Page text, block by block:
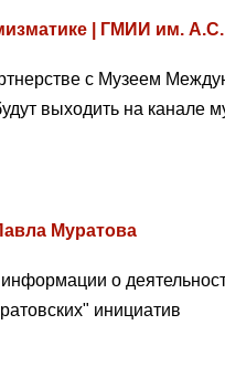
| ГМИИ им.
с Музеем
выходить на канале
Муратова
о
инициатив